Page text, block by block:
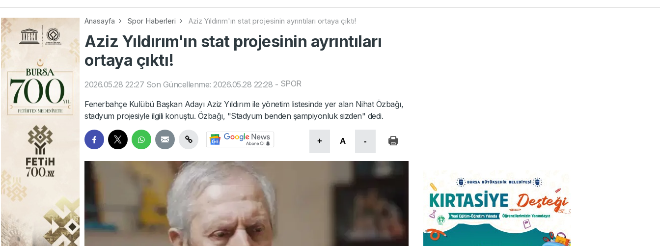
Anasayfa Spor Haberleri Aziz Yıldırım'ın stat projesinin ayrıntıları ortaya çıktı!
Aziz Yıldırım'ın stat projesinin ayrıntıları
ortaya çıktı!
2026.05.28 22:27 Son Güncellenme: 2026.05.28 22:28 - SPOR
Fenerbahçe Kulübü Başkan Adayı Aziz Yıldırım ile yönetim listesinde yer alan Nihat Özbağı,
stadyum projesiyle ilgili konuştu. Özbağı, "Stadyum benden şampiyonluk sizden" dedi.
+ A -